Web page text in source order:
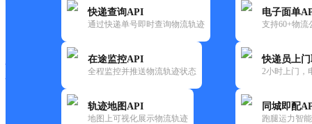
快递查询API
通过快递单号即时查询物流轨迹
在途监控API
全程监控并推送物流轨迹状态
轨迹地图API
地图上可视化展示物流轨迹
电子面单
支持60+物流
快递员上
2小时上门，
同城即配
跑腿运力智
快运大全 快递时效